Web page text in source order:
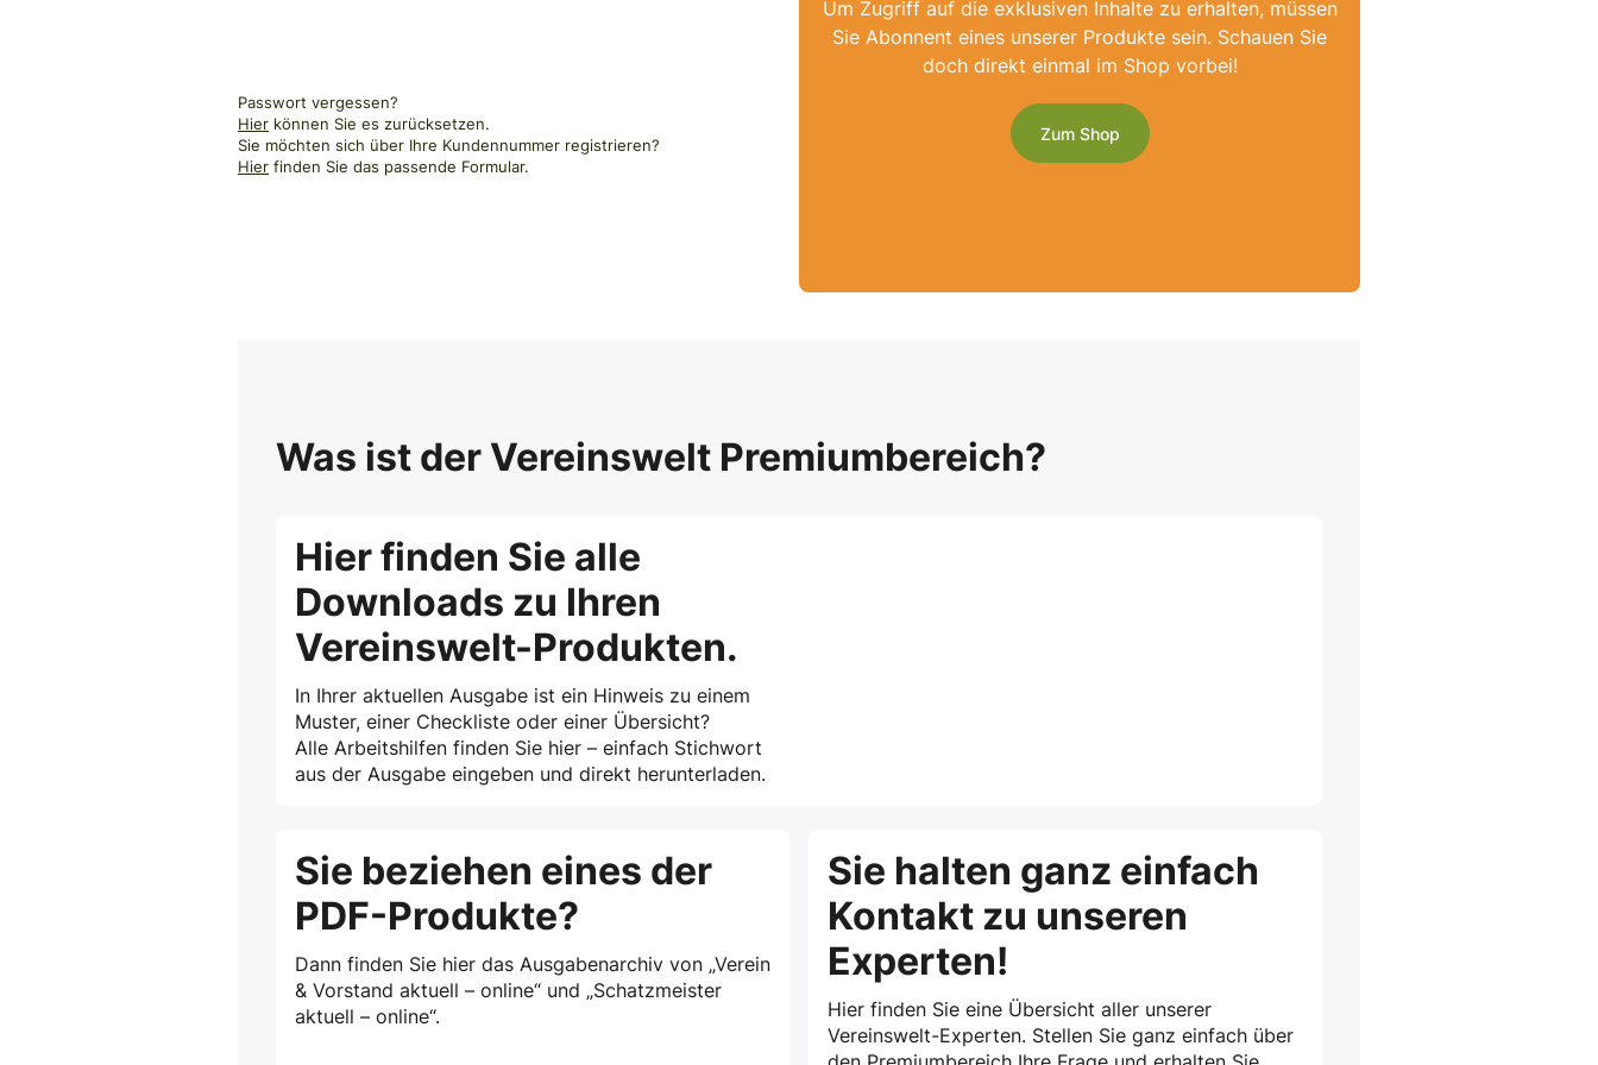
Passwort vergessen?
Hier können Sie es zurücksetzen.
Sie möchten sich über Ihre Kundennummer registrieren?
Hier finden Sie das passende Formular.
Um Zugriff auf die exklusiven Inhalte zu erhalten, müssen
Sie Abonnent eines unserer Produkte sein. Schauen Sie
doch direkt einmal im Shop vorbei!
Zum Shop
Was ist der Vereinswelt Premiumbereich?
Hier finden Sie alle
Downloads zu Ihren
Vereinswelt-Produkten.
In Ihrer aktuellen Ausgabe ist ein Hinweis zu einem
Muster, einer Checkliste oder einer Übersicht?
Alle Arbeitshilfen finden Sie hier – einfach Stichwort
aus der Ausgabe eingeben und direkt herunterladen.
Sie beziehen eines der
PDF-Produkte?
Dann finden Sie hier das Ausgabenarchiv von „Verein
& Vorstand aktuell – online“ und „Schatzmeister
aktuell – online“.
Sie halten ganz einfach
Kontakt zu unseren
Experten!
Hier finden Sie eine Übersicht aller unserer
Vereinswelt-Experten. Stellen Sie ganz einfach über